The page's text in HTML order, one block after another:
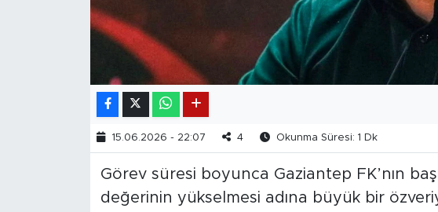
15.06.2026 - 22:07 4 Okunma Süresi: 1 Dk
Görev süresi boyunca Gaziantep FK’nın
değerinin yükselmesi adına büyük bir